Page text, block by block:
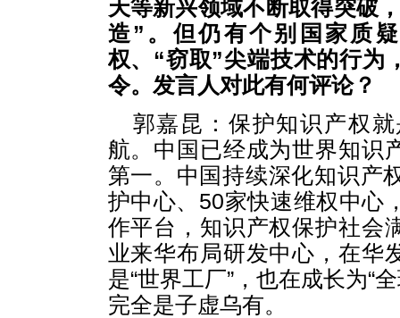
天等新兴领域不断取得突破
造”。但仍有个别国家质
权、“窃取”尖端技术的行为
令。发言人对此有何评论？
郭嘉昆：保护知识产权
航。中国已经成为世界知识
第一。中国持续深化知识产
护中心、50家快速维权中心
作平台，知识产权保护社会
业来华布局研发中心，在华
是“世界工厂”，也在成长为“
完全是子虚乌有。